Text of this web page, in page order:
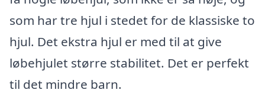
som har tre hjul i stedet for de klassiske to
hjul. Det ekstra hjul er med til at give
løbehjulet større stabilitet. Det er perfekt
til det mindre barn.